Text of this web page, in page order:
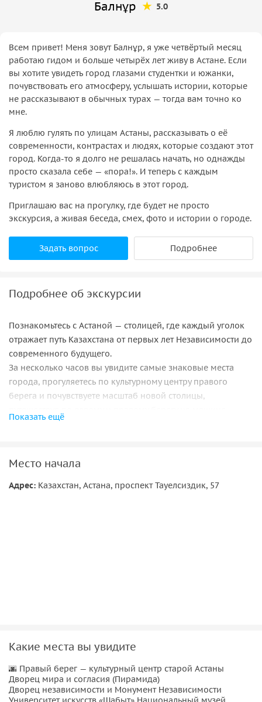
Балнұр 5.0
Всем привет! Меня зовут Балнұр, я уже четвёртый месяц
работаю гидом и больше четырёх лет живу в Астане. Если
вы хотите увидеть город глазами студентки и южанки,
почувствовать его атмосферу, услышать истории, которые
не рассказывают в обычных турах — тогда вам точно ко
мне.
Я люблю гулять по улицам Астаны, рассказывать о её
современности, контрастах и людях, которые создают этот
город. Когда-то я долго не решалась начать, но однажды
просто сказала себе — «пора!». И теперь с каждым
туристом я заново влюбляюсь в этот город.
Приглашаю вас на прогулку, где будет не просто
экскурсия, а живая беседа, смех, фото и истории о городе.
Задать вопрос Подробнее
Подробнее об экскурсии
Познакомьтесь с Астаной — столицей, где каждый уголок
отражает путь Казахстана от первых лет Независимости до
современного будущего.
За несколько часов вы увидите самые знаковые места
города, прогуляетесь по культурному центру правого
берега и почувствуете масштаб новой столицы,
Показать ещё
Место начала
Адрес: Казахстан, Астана, проспект Тауелсиздик, 57
Какие места вы увидите
🌆 Правый берег — культурный центр старой Астаны
Дворец мира и согласия (Пирамида)
Дворец независимости и Монумент Независимости